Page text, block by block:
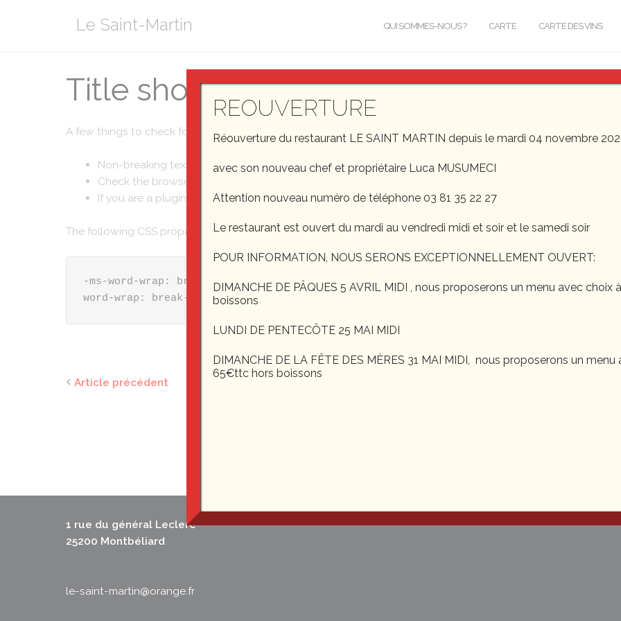
Le Saint-Martin QUI SOMMES-NOUS ? CARTE CARTE DES VINS
Title should not overflow the content
A few things to check for:
Non-breaking text in the title, content, and comments should have no adverse effects on layout or
Check the browser window / tab title.
If you are a plugin or widget developer, check that this text does not break anything.
The following CSS properties will help you support non-breaking text.
-ms-word-wrap: break-word;
word-wrap: break-word;
Article précédent
1 rue du général Leclerc
25200 Montbéliard
le-saint-martin@orange.fr
REOUVERTURE
Réouverture du restaurant LE SAINT MARTIN depuis le mardi 04 novembre
avec son nouveau chef et propriétaire Luca MUSUMECI
Attention nouveau numéro de téléphone 03 81 35 22 27
Le restaurant est ouvert du mardi au vendredi midi et soir et le samedi soir
POUR INFORMATION, NOUS SERONS EXCEPTIONNELLEMENT OUVERT:
DIMANCHE DE PÂQUES 5 AVRIL MIDI , nous proposerons un menu avec choix
boissons
LUNDI DE PENTECÔTE 25 MAI MIDI
DIMANCHE DE LA FÊTE DES MÈRES 31 MAI MIDI, nous proposerons un menu
65€ttc hors boissons